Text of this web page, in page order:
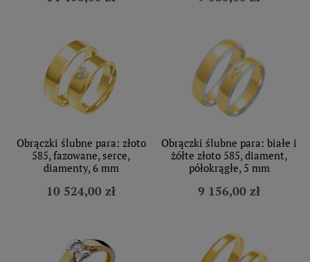
Obrączki ślubne para: złoto
585, fazowane, serce,
diamenty, 6 mm
10 524,00 zł
Obrączki ślubne para: białe i
żółte złoto 585, diament,
półokrągłe, 5 mm
9 156,00 zł